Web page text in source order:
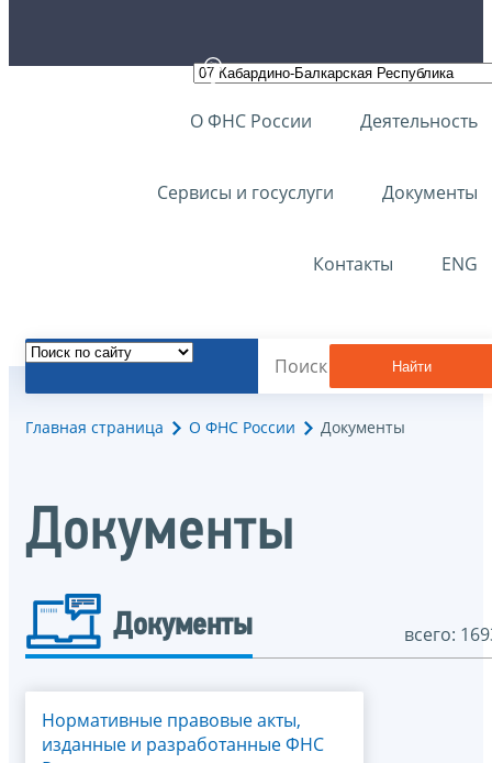
О ФНС России Деятельность
Сервисы и госуслуги Документы
Контакты ENG
Найти
Главная страница О ФНС России Документы
Документы
Документы всего:
Нормативные правовые акты,
изданные и разработанные ФНС